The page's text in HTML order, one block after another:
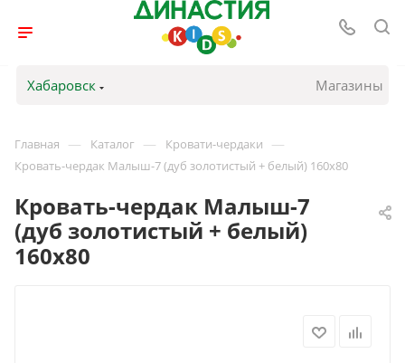
Хабаровск Магазины
Главная — Каталог — Кровати-чердаки —
Кровать-чердак Малыш-7 (дуб золотистый + белый) 160х80
Кровать-чердак Малыш-7
(дуб золотистый + белый)
160х80